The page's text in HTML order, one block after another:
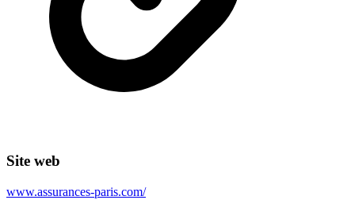
Site web
www.assurances-paris.com/